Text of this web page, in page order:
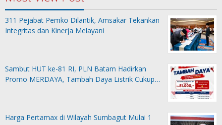
311 Pejabat Pemko Dilantik, Amsakar Tekankan
Integritas dan Kinerja Melayani
Sambut HUT ke-81 RI, PLN Batam Hadirkan
Promo MERDAYA, Tambah Daya Listrik Cukup…
Harga Pertamax di Wilayah Sumbagut Mulai 1